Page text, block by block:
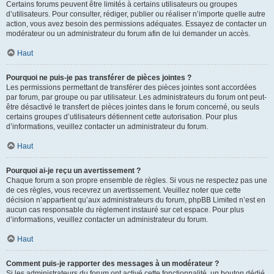
Certains forums peuvent être limités à certains utilisateurs ou groupes
d’utilisateurs. Pour consulter, rédiger, publier ou réaliser n’importe quelle autre
action, vous avez besoin des permissions adéquates. Essayez de contacter un
modérateur ou un administrateur du forum afin de lui demander un accès.
Haut
Pourquoi ne puis-je pas transférer de pièces jointes ?
Les permissions permettant de transférer des pièces jointes sont accordées
par forum, par groupe ou par utilisateur. Les administrateurs du forum ont peut-
être désactivé le transfert de pièces jointes dans le forum concerné, ou seuls
certains groupes d’utilisateurs détiennent cette autorisation. Pour plus
d’informations, veuillez contacter un administrateur du forum.
Haut
Pourquoi ai-je reçu un avertissement ?
Chaque forum a son propre ensemble de règles. Si vous ne respectez pas une
de ces règles, vous recevrez un avertissement. Veuillez noter que cette
décision n’appartient qu’aux administrateurs du forum, phpBB Limited n’est en
aucun cas responsable du règlement instauré sur cet espace. Pour plus
d’informations, veuillez contacter un administrateur du forum.
Haut
Comment puis-je rapporter des messages à un modérateur ?